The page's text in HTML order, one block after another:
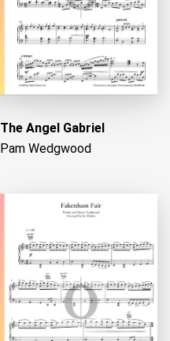
The Angel Gabriel
Pam Wedgwood